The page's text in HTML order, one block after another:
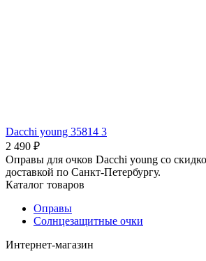
Dacchi young 35814 3
2 490 ₽
Оправы для очков Dacchi young со
доставкой по Санкт-Петербургу.
Каталог товаров
Оправы
Солнцезащитные очки
Интернет-магазин